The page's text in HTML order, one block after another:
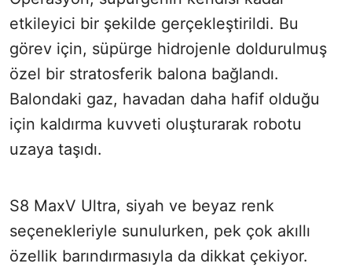
etkileyici bir şekilde gerçekleştirildi. Bu
görev için, süpürge hidrojenle doldurulmuş
özel bir stratosferik balona bağlandı.
Balondaki gaz, havadan daha hafif olduğu
için kaldırma kuvveti oluşturarak robotu
uzaya taşıdı.
S8 MaxV Ultra, siyah ve beyaz renk
seçenekleriyle sunulurken, pek çok akıllı
özellik barındırmasıyla da dikkat çekiyor.